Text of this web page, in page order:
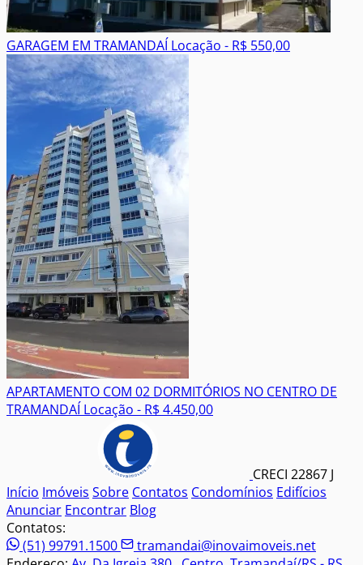
GARAGEM EM TRAMANDAÍ Locação - R$ 550,00
APARTAMENTO COM 02 DORMITÓRIOS NO CENTRO DE
TRAMANDAÍ Locação - R$ 4.450,00
CRECI 22867 J
Início Imóveis Sobre Contatos Condomínios Edifícios
Anunciar Encontrar Blog
Contatos:
(51) 99791.1500
tramandai@inovaimoveis.net